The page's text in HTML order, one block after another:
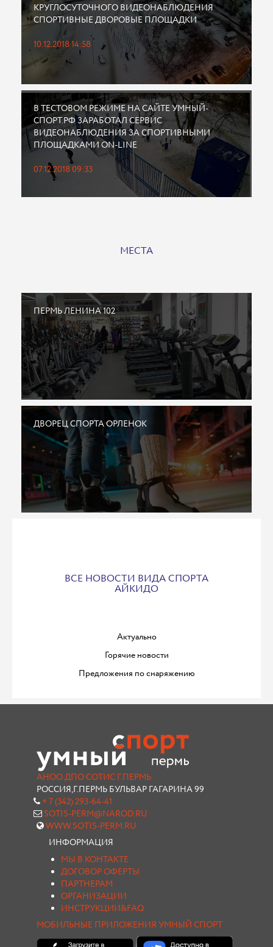
КРУГЛОСУТОЧНОГО ВИДЕОНАБЛЮДЕНИЯ
СПОРТИВНЫЕ ДВОРОВЫЕ ПЛОЩАДКИ
10.12.2018 14:58
В ТЕСТОВОМ РЕЖИМЕ НА САЙТЕ УМНЫЙ-
СПОРТ.РФ ЗАРАБОТАЛ СЕРВИС
ВИДЕОНАБЛЮДЕНИЯ ЗА СПОРТИВНЫМИ
ПЛОЩАДКАМИ ON-LINE
07.12.2018 09:33
МЕСТА
ПЕРМЬ ЛЕНИНА 102
ДВОРЕЦ СПОРТА ОРЛЕНОК
ВСЕ НОВОСТИ ВИДА СПОРТА
АЙКИДО
Актуально
Горячие новости
Предложения по снаряжению
АНОО ДПО СОТИС Г.ПЕРМЬ
РОССИЯ,Г.ПЕРМЬ БУЛЬВАР ГАГАРИНА 99
+ 7 (342) 293-64-41
SOTIS-PERM@NAROD.RU
WWW.SOTIS-PERM.RU
ИНФОРМАЦИЯ
МЫ В КОНТАКТЕ
ДОГОВОР ОФЕРТЫ
ПАРТНЕРАМ
ОРГАНИЗАЦИИ
ИНСТРУКЦИИ&FAQ
МОБИЛЬНЫЕ ПРИЛОЖЕНИЯ УМНЫЙ СПОРТ